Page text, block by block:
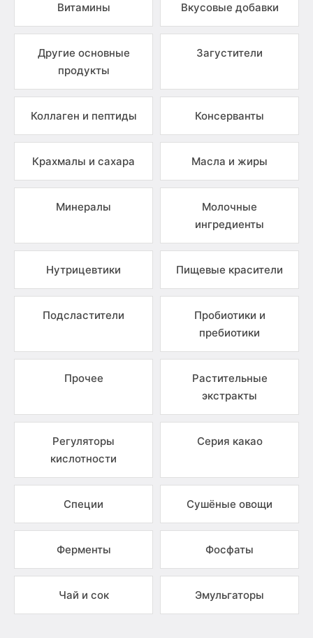
Витамины Вкусовые добавки
Другие основные
продукты
Загустители
Коллаген и пептиды Консерванты
Крахмалы и сахара Масла и жиры
Минералы
Молочные
ингредиенты
Нутрицевтики Пищевые красители
Подсластители
Пробиотики и
пребиотики
Прочее
Растительные
экстракты
Регуляторы
кислотности
Серия какао
Специи Сушёные овощи
Ферменты Фосфаты
Чай и сок Эмульгаторы